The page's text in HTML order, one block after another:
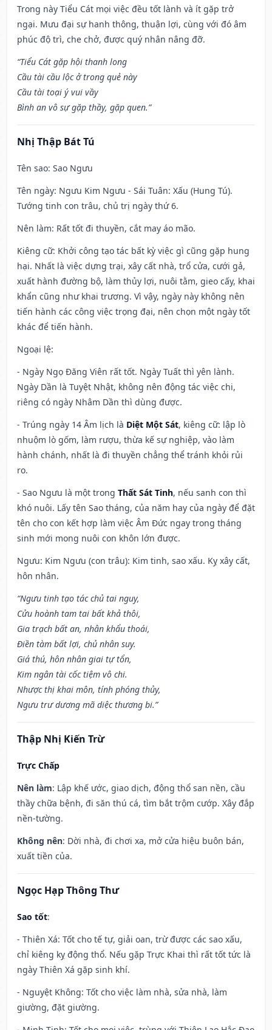
Trong này Tiểu Cát mọi việc đều tốt lành và ít gặp trở
ngại. Mưu đại sự hanh thông, thuận lợi, cùng với đó âm
phúc độ trì, che chở, được quý nhân nâng đỡ.
“Tiểu Cát gặp hội thanh long
Cầu tài cầu lộc ở trong quẻ này
Cầu tài toại ý vui vầy
Bình an vô sự gặp thầy, gặp quen.”
Nhị Thập Bát Tú
Tên sao: Sao Ngưu
Tên ngày: Ngưu Kim Ngưu - Sái Tuân: Xấu (Hung Tú).
Tướng tinh con trâu, chủ trị ngày thứ 6.
Nên làm: Rất tốt đi thuyền, cắt may áo mão.
Kiêng cữ: Khởi công tạo tác bất kỳ việc gì cũng gặp hung
hại. Nhất là việc dựng trại, xây cất nhà, trổ cửa, cưới gả,
xuất hành đường bộ, làm thủy lợi, nuôi tằm, gieo cấy, khai
khẩn cũng như khai trương. Vì vậy, ngày này không nên
tiến hành các công việc trọng đại, nên chọn một ngày tốt
khác để tiến hành.
Ngoại lệ:
- Ngày Ngọ Đăng Viên rất tốt. Ngày Tuất thì yên lành.
Ngày Dần là Tuyệt Nhật, không nên động tác việc chi,
riêng có ngày Nhâm Dần thì dùng được.
- Trúng ngày 14 Âm lịch là Diệt Một Sát, kiêng cữ: lập lò
nhuộm lò gốm, làm rượu, thừa kế sự nghiệp, vào làm
hành chánh, nhất là đi thuyền chẳng thể tránh khỏi rủi
ro.
- Sao Ngưu là một trong Thất Sát Tinh, nếu sanh con thì
khó nuôi. Lấy tên Sao tháng, của năm hay của ngày để đặt
tên cho con kết hợp làm việc Âm Đức ngay trong tháng
sinh mới mong nuôi con khôn lớn được.
Ngưu: Kim Ngưu (con trâu): Kim tinh, sao xấu. Kỵ xây cất,
hôn nhân.
“Ngưu tinh tạo tác chủ tai nguy,
Cửu hoành tam tai bất khả thôi,
Gia trạch bất an, nhân khẩu thoái,
Điền tàm bất lợi, chủ nhân suy.
Giá thú, hôn nhân giai tự tổn,
Kim ngân tài cốc tiệm vô chi.
Nhược thị khai môn, tính phóng thủy,
Ngưu trư dương mã diệc thương bi.”
Thập Nhị Kiến Trừ
Trực Chấp
Nên làm: Lập khế ước, giao dịch, động thổ san nền, cầu
thầy chữa bệnh, đi săn thú cá, tìm bắt trộm cướp. Xây đắp
nền-tường.
Không nên: Dời nhà, đi chơi xa, mở cửa hiệu buôn bán,
xuất tiền của.
Ngọc Hạp Thông Thư
Sao tốt:
- Thiên Xá: Tốt cho tế tự, giải oan, trừ được các sao xấu,
chỉ kiêng kỵ động thổ. Nếu gặp Trực Khai thì rất tốt tức là
ngày Thiên Xá gặp sinh khí.
- Nguyệt Không: Tốt cho việc làm nhà, sửa nhà, làm
giường, đặt giường.